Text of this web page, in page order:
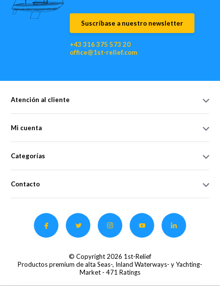
Suscríbase a nuestro newsletter
+43 316 375 573 20
office@1st-relief.com
Atención al cliente
Mi cuenta
Categorías
Contacto
© Copyright 2026 1st-Relief
Productos premium de alta Seas-, Inland Waterways- y Yachting-
Market - 471 Ratings